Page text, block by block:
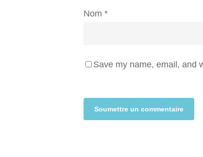
Nom *
Save my name, email, and